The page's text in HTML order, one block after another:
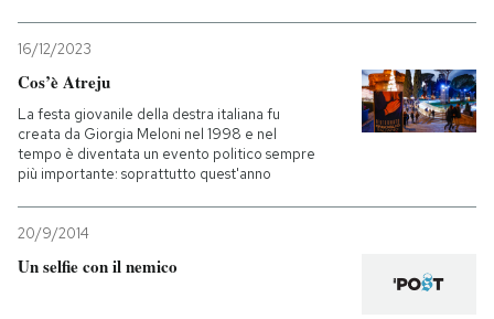
NEWSLETTER
I MIEI PREFERITI
SHOP
16/12/2023
Cos’è Atreju
La festa giovanile della destra italiana fu
creata da Giorgia Meloni nel 1998 e nel
tempo è diventata un evento politico sempre
più importante: soprattutto quest'anno
20/9/2014
Un selfie con il nemico